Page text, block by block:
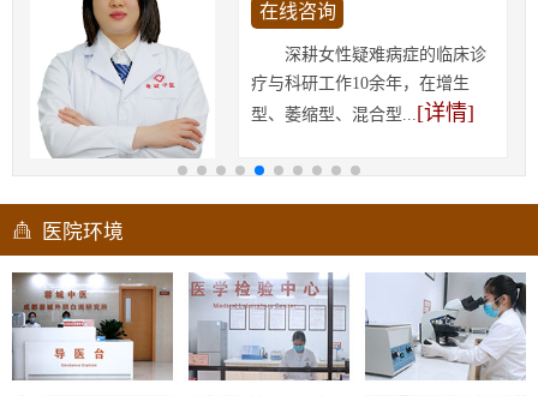
在线咨询
深耕女性疑难病症的临床诊
疗与科研工作10余年，在增生
型、萎缩型、混合型...[详情]
医院环境